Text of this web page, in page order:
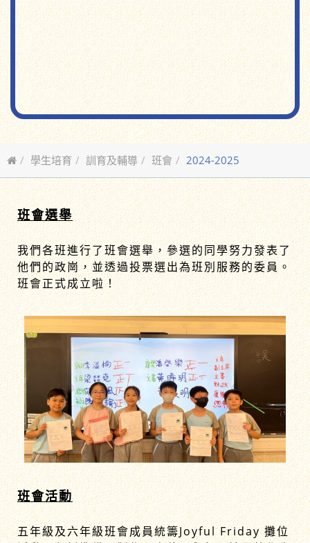
學生培育 訓育及輔導 班會 2024-2025
班會選舉
我們各班進行了班會選舉，參選的同學努力發表了
他們的政崗，並透過投票選出為班別服務的委員。
班會正式成立啦！
班會活動
五年級及六年級班會成員統籌Joyful Friday 攤位
活動，包括準備、製作、宣傳及舉行。讓全校學生
都能參加他們所準備的攤位遊戲。過程中除了讓學